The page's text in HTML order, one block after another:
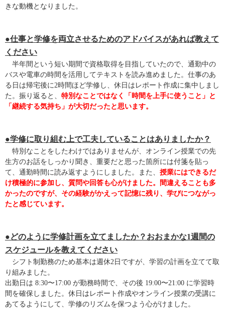
きな動機となりました。
●仕事と学修を両立させるためのアドバイスがあれば教えて
ください
半年間という短い期間で資格取得を目指していたので、通勤中の
バスや電車の時間を活用してテキストを読み進めました。仕事のあ
る日は帰宅後に2時間ほど学修し、休日はレポート作成に集中しまし
た。振り返ると、 特別なことではなく「時間を上手に使うこと」と
「継続する気持ち」が大切だったと思います。
●学修に取り組む上で工夫していることはありましたか？
特別なことをしたわけではありませんが、オンライン授業での先
生方のお話をしっかり聞き、重要だと思った箇所には付箋を貼っ
て、通勤時間に読み返すようにしました。また、 授業にはできるだ
け積極的に参加し、質問や回答も心がけました。間違えることも多
かったのですが、その経験がかえって記憶に残り、学びにつながっ
たと感じています。
●どのように学修計画を立てましたか？おおまかな1週間の
スケジュールを教えてください
シフト制勤務のため基本は週休2日ですが、学習の計画を立てて取
り組みました。
出勤日は 8:30〜17:00 が勤務時間で、その後 19:00〜21:00 に学習時
間を確保しました。休日はレポート作成やオンライン授業の受講に
あてるようにして、学修のリズムを保つよう心がけました。